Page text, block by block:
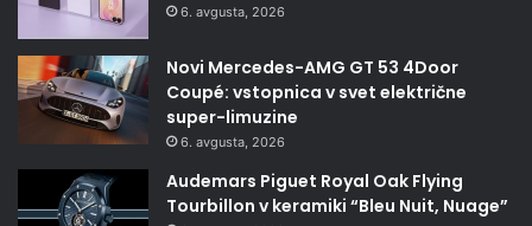
6. avgusta, 2026
Novi Mercedes-AMG GT 53 4Door
Coupé: vstopnica v svet električne
super-limuzine
6. avgusta, 2026
Audemars Piguet Royal Oak Flying
Tourbillon v keramiki “Bleu Nuit, Nuage”